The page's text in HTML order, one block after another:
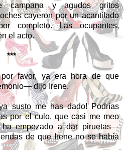
y agudos gritos
cayeron por un acantilado
completo. Las ocupantes,
el acto.
***
favor, ya era hora de que
dijo Irene.
susto me has dado! Podrías
por el culo, que casi me meo
empezado a dar piruetas—
de que Irene no se había